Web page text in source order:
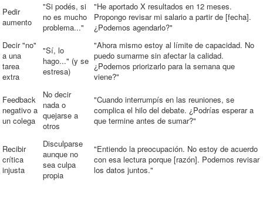
Pedir
aumento
"Si podés, si
no es mucho
problema..."
"He aportado X resultados en 12 meses.
Propongo revisar mi salario a partir de [fecha].
¿Podemos agendarlo?"
Decir "no"
a una
tarea
extra
"Sí, lo
hago..." (y se
estresa)
"Ahora mismo estoy al límite de capacidad. No
puedo sumarme sin afectar la calidad.
¿Podemos priorizarlo para la semana que
viene?"
Feedback
negativo a
un colega
No decir
nada o
quejarse a
otros
"Cuando interrumpís en las reuniones, se
complica el hilo del debate. ¿Podrías esperar a
que termine antes de sumar?"
Recibir
crítica
injusta
Disculparse
aunque no
sea culpa
propia
"Entiendo la preocupación. No estoy de acuerdo
con esa lectura porque [razón]. Podemos revisar
los datos juntos."